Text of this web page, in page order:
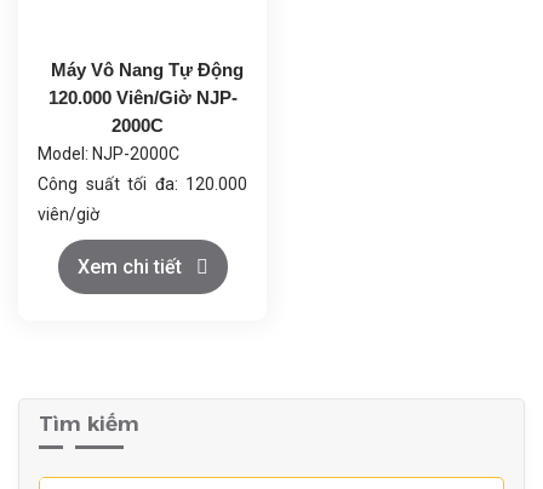
Máy Vô Nang Tự Động
120.000 Viên/Giờ NJP-
2000C
Model: NJP-2000C
Công suất tối đa: 120.000
viên/giờ
Phù hợp với kích thước viên
nang: 00#-5# và hộp an
50/60Hz, 10kW
Tiếng ồn: <75dB
Xem chi tiết
Tìm kiếm